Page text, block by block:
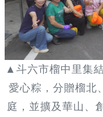
▲斗六市榴中里集
愛心粽，分贈榴北
庭，並擴及華山、